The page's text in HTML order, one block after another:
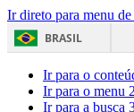
Ir direto para menu
BRASIL
Ir para o
Ir para o menu 2
Ir para a busca